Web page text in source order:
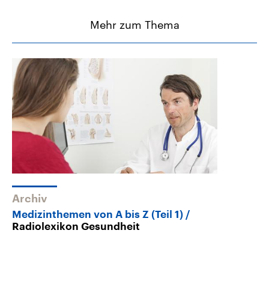
Mehr zum Thema
Archiv
Medizinthemen von A bis Z (Teil 1)
Radiolexikon Gesundheit